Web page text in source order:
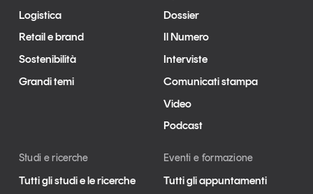
Logistica
Retail e brand
Sostenibilità
Grandi temi
Dossier
Il Numero
Interviste
Comunicati stampa
Video
Podcast
Studi e ricerche
Tutti gli studi e le ricerche
Eventi e formazione
Tutti gli appuntamenti